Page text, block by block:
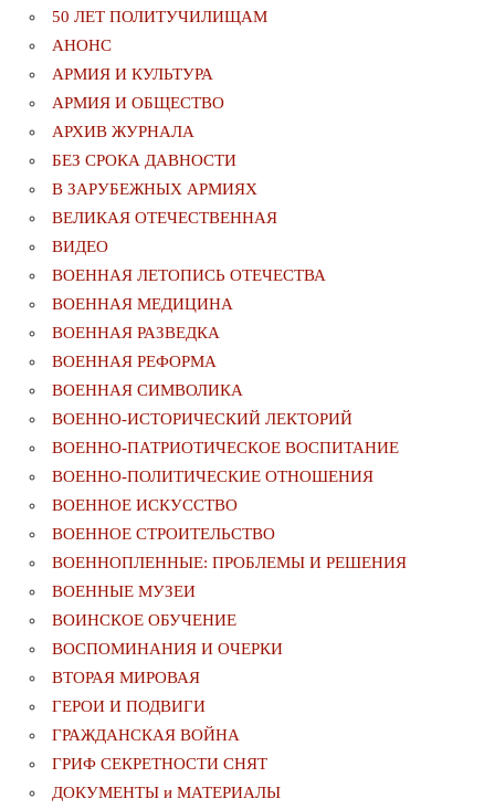
50 ЛЕТ ПОЛИТУЧИЛИЩАМ
АНОНС
АРМИЯ И КУЛЬТУРА
АРМИЯ И ОБЩЕСТВО
АРХИВ ЖУРНАЛА
БЕЗ СРОКА ДАВНОСТИ
В ЗАРУБЕЖНЫХ АРМИЯХ
ВЕЛИКАЯ ОТЕЧЕСТВЕННАЯ
ВИДЕО
ВОЕННАЯ ЛЕТОПИСЬ ОТЕЧЕСТВА
ВОЕННАЯ МЕДИЦИНА
ВОЕННАЯ РАЗВЕДКА
ВОЕННАЯ РЕФОРМА
ВОЕННАЯ СИМВОЛИКА
ВОЕННО-ИСТОРИЧЕСКИЙ ЛЕКТОРИЙ
ВОЕННО-ПАТРИОТИЧЕСКОЕ ВОСПИТАНИЕ
ВОЕННО-ПОЛИТИЧЕСКИE ОТНОШЕНИЯ
ВОЕННОЕ ИСКУССТВО
ВОЕННОЕ СТРОИТЕЛЬСТВО
ВОЕННОПЛЕННЫЕ: ПРОБЛЕМЫ И РЕШЕНИЯ
ВОЕННЫЕ МУЗЕИ
ВОИНСКОЕ ОБУЧЕНИЕ
ВОСПОМИНАНИЯ И ОЧЕРКИ
ВТОРАЯ МИРОВАЯ
ГЕРОИ И ПОДВИГИ
ГРАЖДАНСКАЯ ВОЙНА
ГРИФ СЕКРЕТНОСТИ СНЯТ
ДОКУМЕНТЫ и МАТЕРИАЛЫ